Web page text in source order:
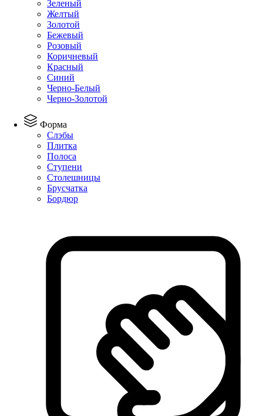
Зеленый
Желтый
Золотой
Бежевый
Розовый
Коричневый
Красный
Синий
Черно-Белый
Черно-Золотой
Форма
Слэбы
Плитка
Полоса
Ступени
Столешницы
Брусчатка
Бордюр